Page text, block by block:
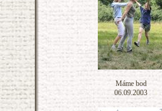
Máme bod
06.09.2003